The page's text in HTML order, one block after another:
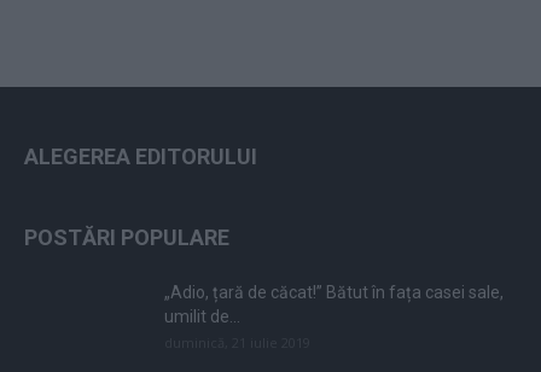
ALEGEREA EDITORULUI
POSTĂRI POPULARE
„Adio, țară de căcat!” Bătut în fața casei sale,
umilit de...